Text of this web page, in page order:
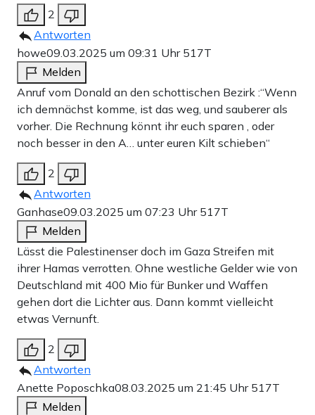
2
Antworten
howe09.03.2025 um 09:31 Uhr 517T
Melden
Anruf vom Donald an den schottischen Bezirk :“Wenn
ich demnächst komme, ist das weg, und sauberer als
vorher. Die Rechnung könnt ihr euch sparen , oder
noch besser in den A… unter euren Kilt schieben“
2
Antworten
Ganhase09.03.2025 um 07:23 Uhr 517T
Melden
Lässt die Palestinenser doch im Gaza Streifen mit
ihrer Hamas verrotten. Ohne westliche Gelder wie von
Deutschland mit 400 Mio für Bunker und Waffen
gehen dort die Lichter aus. Dann kommt vielleicht
etwas Vernunft.
2
Antworten
Anette Poposchka08.03.2025 um 21:45 Uhr 517T
Melden